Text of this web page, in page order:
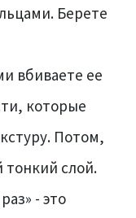
Берете
вбиваете ее
которые
Потом,
тонкий слой.
- это